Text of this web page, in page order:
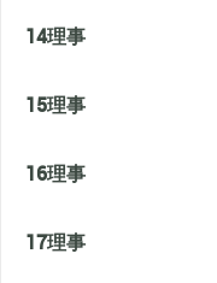
14理事
15理事
16理事
17理事